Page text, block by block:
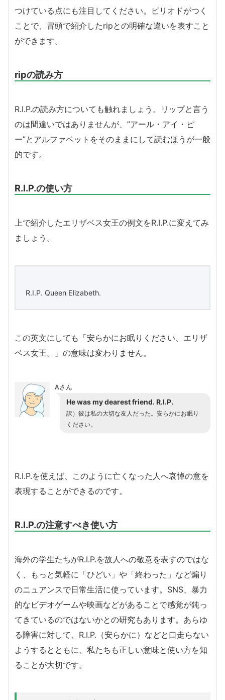
つけている点にも注目してください。ピリオドがつく
ことで、冒頭で紹介したripとの明確な違いを表すこと
ができます。
ripの読み方
R.I.P.の読み方についても触れましょう。リップと言う
のは間違いではありませんが、”アール・アイ・ピ
ー”とアルファベットをそのままにして読むほうが一般
的です。
R.I.P.の使い方
上で紹介したエリザベス女王の例文をR.I.P.に変えてみ
ましょう。
R.I.P. Queen Elizabeth.
この英文にしても「安らかにお眠りください、エリザ
ベス女王。」の意味は変わりません。
Aさん
He was my dearest friend. R.I.P.
訳）彼は私の大切な友人だった。安らかにお眠り
ください。
R.I.P.を使えば、このように亡くなった人へ哀悼の意を
表現することができるのです。
R.I.P.の注意すべき使い方
海外の学生たちがR.I.P.を故人への敬意を表すのではな
く、もっと気軽に「ひどい」や「終わった」など煽り
のニュアンスで日常生活に使っています。SNS、暴力
的なビデオゲームや映画などがあることで感覚が鈍っ
てきているのではないかとの研究もあります。あらゆ
る障害に対して、R.I.P.（安らかに）などと口走らない
ようするとともに、私たちも正しい意味と使い方を知
ることが大切です。